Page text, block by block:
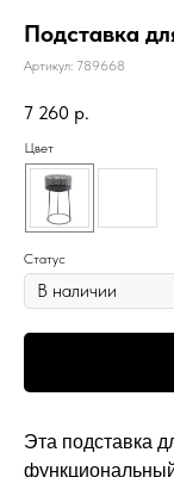
Подставка
Артикул: 789668
7 260 р.
Цвет
Статус
Эта подставка